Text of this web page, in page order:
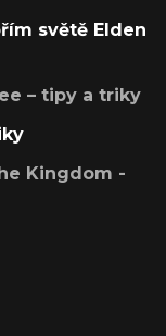
světě Elden
– tipy a triky
Kingdom -